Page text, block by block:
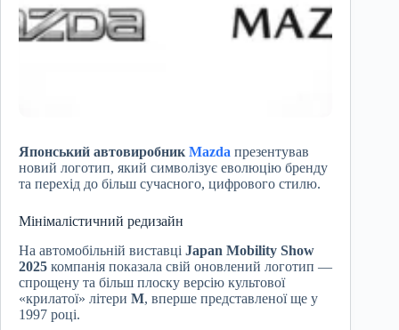
Японський автовиробник Mazda презентував
новий логотип, який символізує еволюцію бренду
та перехід до більш сучасного, цифрового стилю.
Мінімалістичний редизайн
На автомобільній виставці Japan Mobility Show
2025 компанія показала свій оновлений логотип —
спрощену та більш плоску версію культової
«крилатої» літери M, вперше представленої ще у
1997 році.